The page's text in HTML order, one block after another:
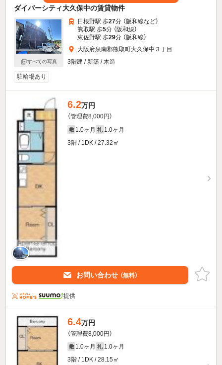
ダイバーシティ大久保中の賃貸物件
すべての写真
日根野駅 歩27分 （阪和線など）
熊取駅 歩5分 （阪和線）
東佐野駅 歩29分 （阪和線）
大阪府泉南郡熊取町大久保中３丁目
3階建 / 新築 / 木造
駐輪場あり
6.2万円
（管理費8,000円）
敷 1.0ヶ月 礼 1.0ヶ月
3階 / 1DK / 27.32㎡
お問い合わせ （無料）
提供
6.4万円
（管理費8,000円）
敷 1.0ヶ月 礼 1.0ヶ月
3階 / 1DK / 28.15㎡